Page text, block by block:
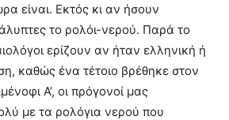
είναι. Εκτός κι αν ήσουν
το ρολόι-νερού. Παρά το
ερίζουν αν ήταν ελληνική ή
καθώς ένα τέτοιο βρέθηκε στον
Α’, οι πρόγονοί μας
με τα ρολόγια νερού που